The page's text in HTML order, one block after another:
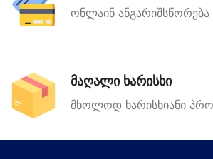
ონლაინ ანგარიშსწორება
მაღალი ხარისხი
მხოლოდ ხარისხიანი